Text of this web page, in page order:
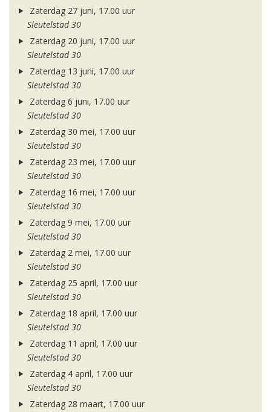
Zaterdag 27 juni, 17.00 uur
Sleutelstad 30
Zaterdag 20 juni, 17.00 uur
Sleutelstad 30
Zaterdag 13 juni, 17.00 uur
Sleutelstad 30
Zaterdag 6 juni, 17.00 uur
Sleutelstad 30
Zaterdag 30 mei, 17.00 uur
Sleutelstad 30
Zaterdag 23 mei, 17.00 uur
Sleutelstad 30
Zaterdag 16 mei, 17.00 uur
Sleutelstad 30
Zaterdag 9 mei, 17.00 uur
Sleutelstad 30
Zaterdag 2 mei, 17.00 uur
Sleutelstad 30
Zaterdag 25 april, 17.00 uur
Sleutelstad 30
Zaterdag 18 april, 17.00 uur
Sleutelstad 30
Zaterdag 11 april, 17.00 uur
Sleutelstad 30
Zaterdag 4 april, 17.00 uur
Sleutelstad 30
Zaterdag 28 maart, 17.00 uur